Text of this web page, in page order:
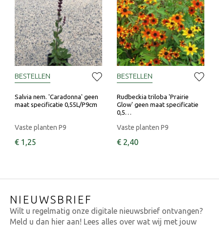
Salvia nem. 'Caradonna' geen
maat specificatie 0,55L/P9cm
Vaste planten P9
€ 1 25
BESTELLEN
Rudbeckia triloba 'Prairie
Glow' geen maat specificatie
0,5…
Vaste planten P9
€ 2 40
BESTELLEN
NIEUWSBRIEF
Wilt u regelmatig onze digitale nieuwsbrief ontvangen?
Meld u dan hier aan! Lees alles over wat wij met jouw